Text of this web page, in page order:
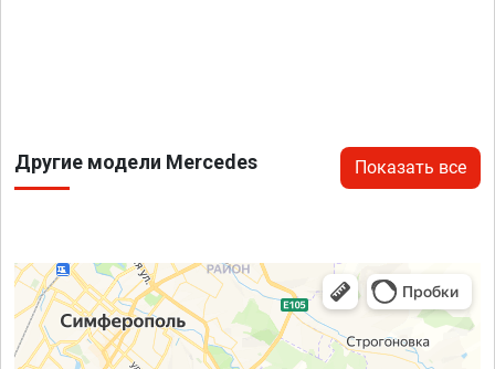
Другие модели Mercedes Показать все